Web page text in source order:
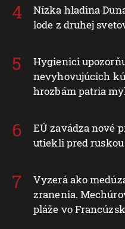
Nízka hladina
lode z druhej
Hygienici
nevyhovujúcich
hrozbám patria
EÚ zavádza nové
utiekli pred
Vyzerá ako
zranenia.
pláže vo